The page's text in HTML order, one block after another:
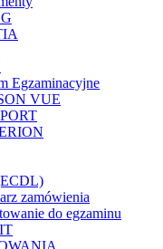
Egzaminacyjne
VUE
zamówienia
do egzaminu